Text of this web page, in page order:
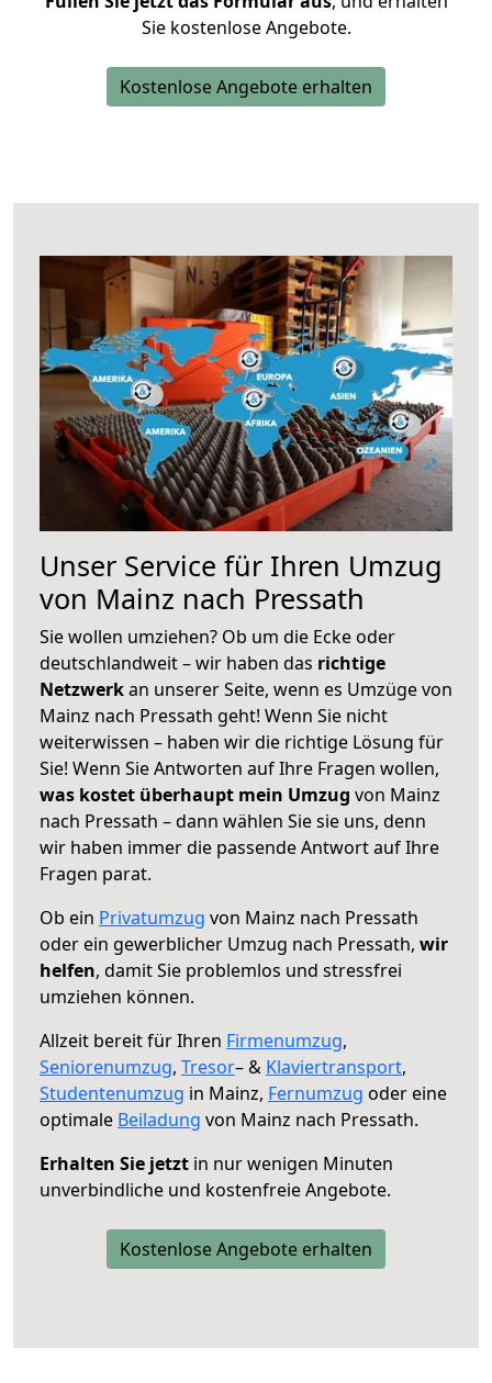
Sie kostenlose Angebote.
Kostenlose Angebote erhalten
Unser Service für Ihren Umzug
von Mainz nach Pressath
Sie wollen umziehen? Ob um die Ecke oder
deutschlandweit – wir haben das richtige
Netzwerkan unserer Seite, wenn es Umzüge von
Mainz nach Pressath geht! Wenn Sie nicht
weiterwissen – haben wir die richtige Lösung für
Sie! Wenn Sie Antworten auf Ihre Fragen wollen,
was kostet überhaupt mein Umzug von Mainz
nach Pressath – dann wählen Sie sie uns, denn
wir haben immer die passende Antwort auf Ihre
Fragen parat.
Ob ein Privatumzug von Mainz nach Pressath
oder ein gewerblicher Umzug nach Pressath, wir
helfen, damit Sie problemlos und stressfrei
umziehen können.
Allzeit bereit für Ihren Firmenumzug,
Seniorenumzug, Tresor– & Klaviertransport,
Studentenumzug in Mainz, Fernumzug oder eine
optimale Beiladung von Mainz nach Pressath.
Erhalten Sie jetzt in nur wenigen Minuten
unverbindliche und kostenfreie Angebote.
Kostenlose Angebote erhalten